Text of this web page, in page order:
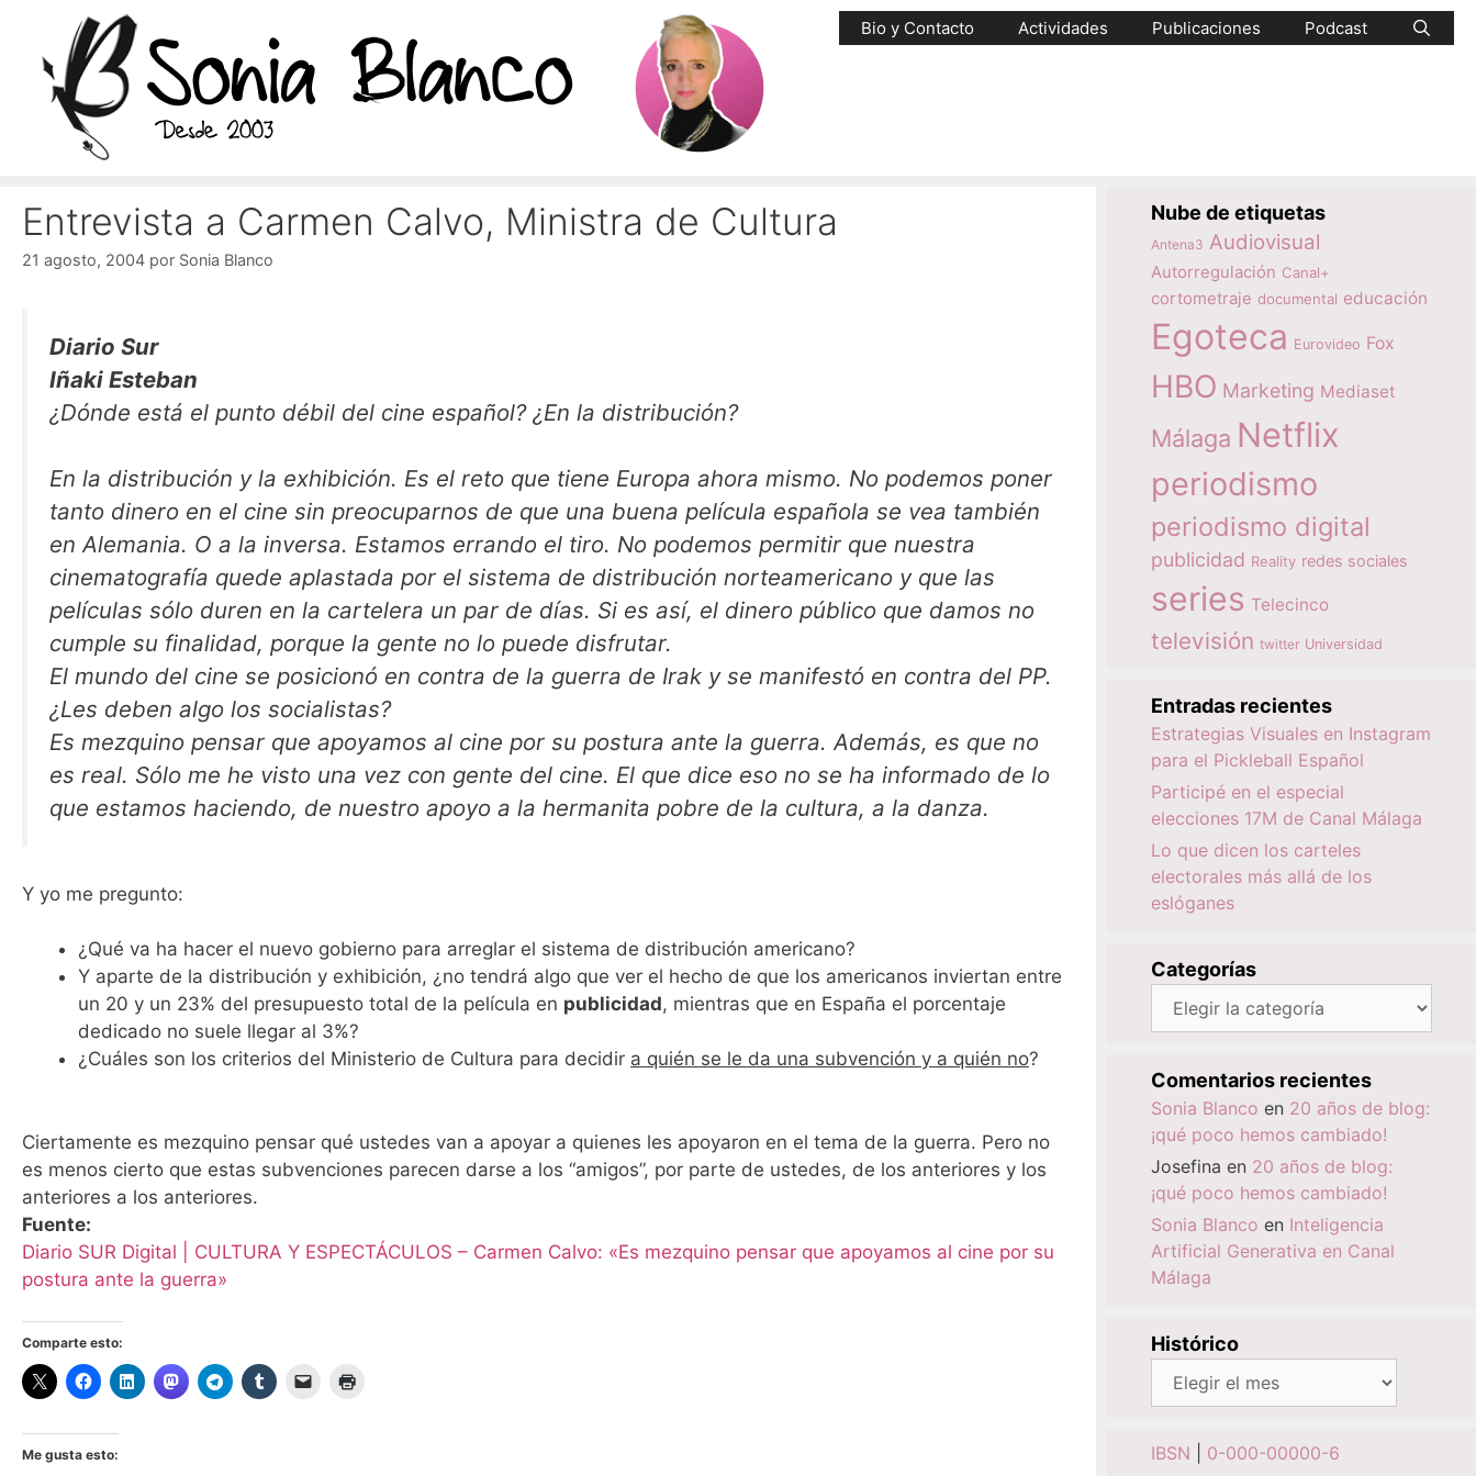
contenido
Bio y Contacto Actividades Publicaciones Podcast
Entrevista a Carmen Calvo, Ministra de Cultura
21 agosto, 2004 por Sonia Blanco
Diario Sur
Iñaki Esteban
¿Dónde está el punto débil del cine español? ¿En la distribución?
En la distribución y la exhibición. Es el reto que tiene Europa ahora mismo. No podemos poner
tanto dinero en el cine sin preocuparnos de que una buena película española se vea también
en Alemania. O a la inversa. Estamos errando el tiro. No podemos permitir que nuestra
cinematografía quede aplastada por el sistema de distribución norteamericano y que las
películas sólo duren en la cartelera un par de días. Si es así, el dinero público que damos no
cumple su finalidad, porque la gente no lo puede disfrutar.
El mundo del cine se posicionó en contra de la guerra de Irak y se manifestó en contra del PP.
¿Les deben algo los socialistas?
Es mezquino pensar que apoyamos al cine por su postura ante la guerra. Además, es que no
es real. Sólo me he visto una vez con gente del cine. El que dice eso no se ha informado de lo
que estamos haciendo, de nuestro apoyo a la hermanita pobre de la cultura, a la danza.
Y yo me pregunto:
¿Qué va ha hacer el nuevo gobierno para arreglar el sistema de distribución americano?
Y aparte de la distribución y exhibición, ¿no tendrá algo que ver el hecho de que los americanos inviertan entre
un 20 y un 23% del presupuesto total de la película en publicidad, mientras que en España el porcentaje
dedicado no suele llegar al 3%?
¿Cuáles son los criterios del Ministerio de Cultura para decidir a quién se le da una subvención y a quién no?
Ciertamente es mezquino pensar qué ustedes van a apoyar a quienes les apoyaron en el tema de la guerra. Pero no
es menos cierto que estas subvenciones parecen darse a los “amigos”, por parte de ustedes, de los anteriores y los
anteriores a los anteriores.
Fuente:
Diario SUR Digital | CULTURA Y ESPECTÁCULOS – Carmen Calvo: «Es mezquino pensar que apoyamos al cine por su
postura ante la guerra»
Comparte esto:
Me gusta esto:
Nube de etiquetas
Antena3 Audiovisual
Autorregulación Canal+
cortometraje documental educación
Egoteca Eurovideo Fox
HBO Marketing Mediaset
Málaga Netflix
periodismo
periodismo digital
publicidad Reality redes sociales
series Telecinco
televisión twitter Universidad
Entradas recientes
Estrategias Visuales en Instagram
para el Pickleball Español
Participé en el especial
elecciones 17M de Canal Málaga
Lo que dicen los carteles
electorales más allá de los
eslóganes
Categorías
Categorías
Comentarios recientes
Sonia Blanco en 20 años de blog:
¡qué poco hemos cambiado!
Josefina en 20 años de blog:
¡qué poco hemos cambiado!
Sonia Blanco en Inteligencia
Artificial Generativa en Canal
Málaga
Histórico
Histórico
IBSN 0-000-00000-6